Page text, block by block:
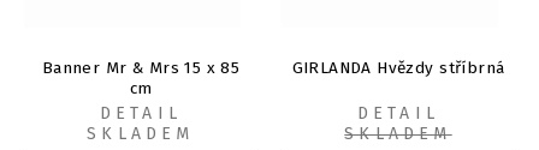
Banner Mr & Mrs 15 x 85
cm
DETAIL
SKLADEM
GIRLANDA Hvězdy stříbrná
DETAIL
SKLADEM